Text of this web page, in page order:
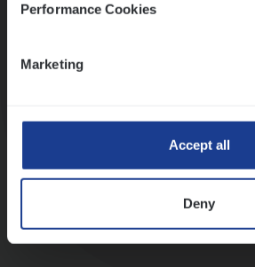
Performance Cookies
Marketing
Accept all
Deny